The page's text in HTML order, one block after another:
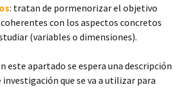
: tratan de pormenorizar el objetivo
con los aspectos concretos
(variables o dimensiones).
este apartado se espera una descripción
investigación que se va a utilizar para